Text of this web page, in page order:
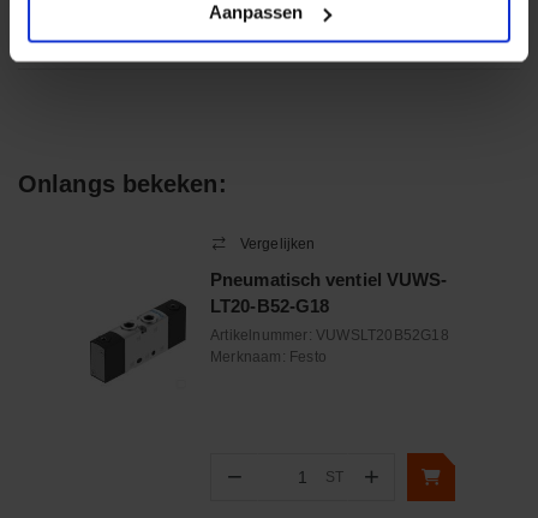
Aanpassen
Onlangs bekeken:
Vergelijken
Pneumatisch ventiel VUWS-
LT20-B52-G18
Artikelnummer: VUWSLT20B52G18
Merknaam: Festo
− Aantal
ST +